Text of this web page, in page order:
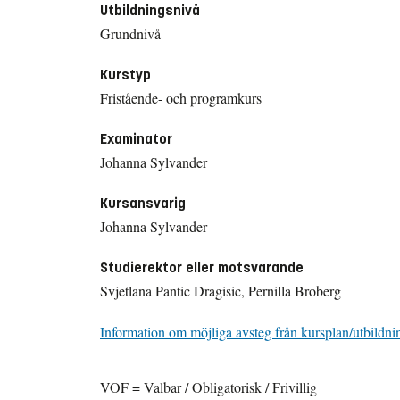
Utbildningsnivå
Grundnivå
Kurstyp
Fristående- och programkurs
Examinator
Johanna Sylvander
Kursansvarig
Johanna Sylvander
Studierektor eller motsvarande
Svjetlana Pantic Dragisic, Pernilla Broberg
Information om möjliga avsteg från kursplan/
VOF = Valbar / Obligatorisk / Frivillig